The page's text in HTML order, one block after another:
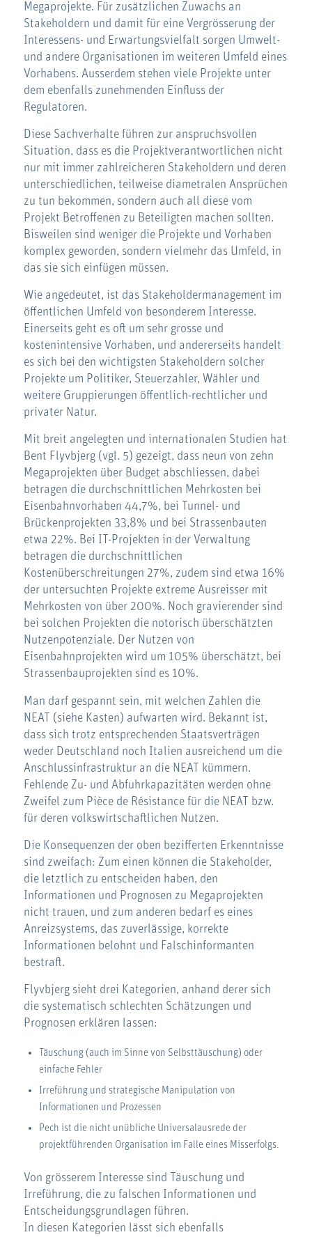
Megaprojekte. Für zusätzlichen Zuwachs an
Stakeholdern und damit für eine Vergrösserung der
Interessens- und Erwartungsvielfalt sorgen Umwelt-
und andere Organisationen im weiteren Umfeld eines
Vorhabens. Ausserdem stehen viele Projekte unter
dem ebenfalls zunehmenden Einfluss der
Regulatoren.
Diese Sachverhalte führen zur anspruchsvollen
Situation, dass es die Projektverantwortlichen nicht
nur mit immer zahlreicheren Stakeholdern und deren
unterschiedlichen, teilweise diametralen Ansprüchen
zu tun bekommen, sondern auch all diese vom
Projekt Betroffenen zu Beteiligten machen sollten.
Bisweilen sind weniger die Projekte und Vorhaben
komplex geworden, sondern vielmehr das Umfeld, in
das sie sich einfügen müssen.
Wie angedeutet, ist das Stakeholdermanagement im
öffentlichen Umfeld von besonderem Interesse.
Einerseits geht es oft um sehr grosse und
kostenintensive Vorhaben, und andererseits handelt
es sich bei den wichtigsten Stakeholdern solcher
Projekte um Politiker, Steuerzahler, Wähler und
weitere Gruppierungen öffentlich-rechtlicher und
privater Natur.
Mit breit angelegten und internationalen Studien hat
Bent Flyvbjerg (vgl. 5) gezeigt, dass neun von zehn
Megaprojekten über Budget abschliessen, dabei
betragen die durchschnittlichen Mehrkosten bei
Eisenbahnvorhaben 44,7%, bei Tunnel- und
Brückenprojekten 33,8% und bei Strassenbauten
etwa 22%. Bei IT-Projekten in der Verwaltung
betragen die durchschnittlichen
Kostenüberschreitungen 27%, zudem sind etwa 16%
der untersuchten Projekte extreme Ausreisser mit
Mehrkosten von über 200%. Noch gravierender sind
bei solchen Projekten die notorisch überschätzten
Nutzenpotenziale. Der Nutzen von
Eisenbahnprojekten wird um 105% überschätzt, bei
Strassenbauprojekten sind es 10%.
Man darf gespannt sein, mit welchen Zahlen die
NEAT (siehe Kasten) aufwarten wird. Bekannt ist,
dass sich trotz entsprechenden Staatsverträgen
weder Deutschland noch Italien ausreichend um die
Anschlussinfrastruktur an die NEAT kümmern.
Fehlende Zu- und Abfuhrkapazitäten werden ohne
Zweifel zum Pièce de Résistance für die NEAT bzw.
für deren volkswirtschaftlichen Nutzen.
Die Konsequenzen der oben bezifferten Erkenntnisse
sind zweifach: Zum einen können die Stakeholder,
die letztlich zu entscheiden haben, den
Informationen und Prognosen zu Megaprojekten
nicht trauen, und zum anderen bedarf es eines
Anreizsystems, das zuverlässige, korrekte
Informationen belohnt und Falschinformanten
bestraft.
Flyvbjerg sieht drei Kategorien, anhand derer sich
die systematisch schlechten Schätzungen und
Prognosen erklären lassen:
Täuschung (auch im Sinne von Selbsttäuschung) oder
einfache Fehler
Irreführung und strategische Manipulation von
Informationen und Prozessen
Pech ist die nicht unübliche Universalausrede der
projektführenden Organisation im Falle eines Misserfolgs.
Von grösserem Interesse sind Täuschung und
Irreführung, die zu falschen Informationen und
Entscheidungsgrundlagen führen.
In diesen Kategorien lässt sich ebenfalls